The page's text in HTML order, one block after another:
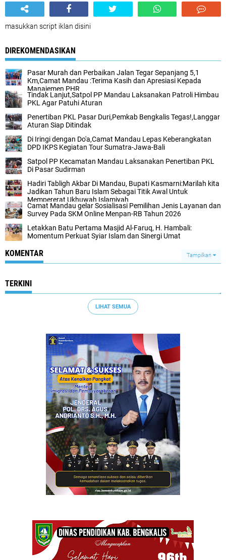
masukkan script iklan disini
DIREKOMENDASIKAN
Pasar Murah dan Perbaikan Jalan Tegar Sepanjang 5,1
Km,Camat Mandau :Terima Kasih dan Apresiasi Kepada
Manajemen PHR
Tindak Lanjut,Satpol PP Mandau Laksanakan Patroli Himbau
PKL Agar Patuhi Aturan
Penertiban PKL Pasar Duri,Pemkab Bengkalis Tegas!,Langgar
Aturan Siap Ditindak
Di Iringi dengan Do'a,Camat Mandau Lepas Keberangkatan
DPD IKPS Kegiatan Tour Sumatra-Jawa-Bali
Satpol PP Kecamatan Mandau Laksanakan Penertiban PKL
Di Pasar Sudirman
Hadiri Tabligh Akbar Di Mandau, Bupati Kasmarni:Marilah kita
Jadikan Tahun Baru Islam Sebagai Titik Awal Untuk
Mempererat Ukhuwah Islamiyah
Camat Mandau gelar Sosialisasi Pemilihan Jenis Layanan dan
Survey Pada SKM Online Menpan-RB Tahun 2026
Letakkan Batu Pertama Masjid Al-Faruq, H. Hambali:
Momentum Perkuat Syiar Islam dan Sinergi Umat
KOMENTAR Tampilkan
TERKINI
LIHAT SEMUA